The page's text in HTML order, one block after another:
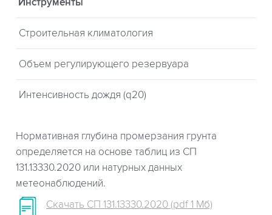
Инструменты
Строительная климатология
Объем регулирующего резервуара
Интенсивность дождя (q20)
Нормативная глубина промерзания грунта
определяется на основе таблиц из СП
131.13330.2020 или натурных данных
метеонаблюдений.
Скачать СП 131.13330.2020 (pdf 1 Мб)